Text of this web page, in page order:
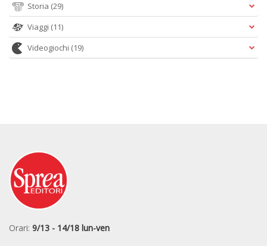
Storia (29)
Viaggi (11)
Videogiochi (19)
Orari: 9/13 - 14/18 lun-ven